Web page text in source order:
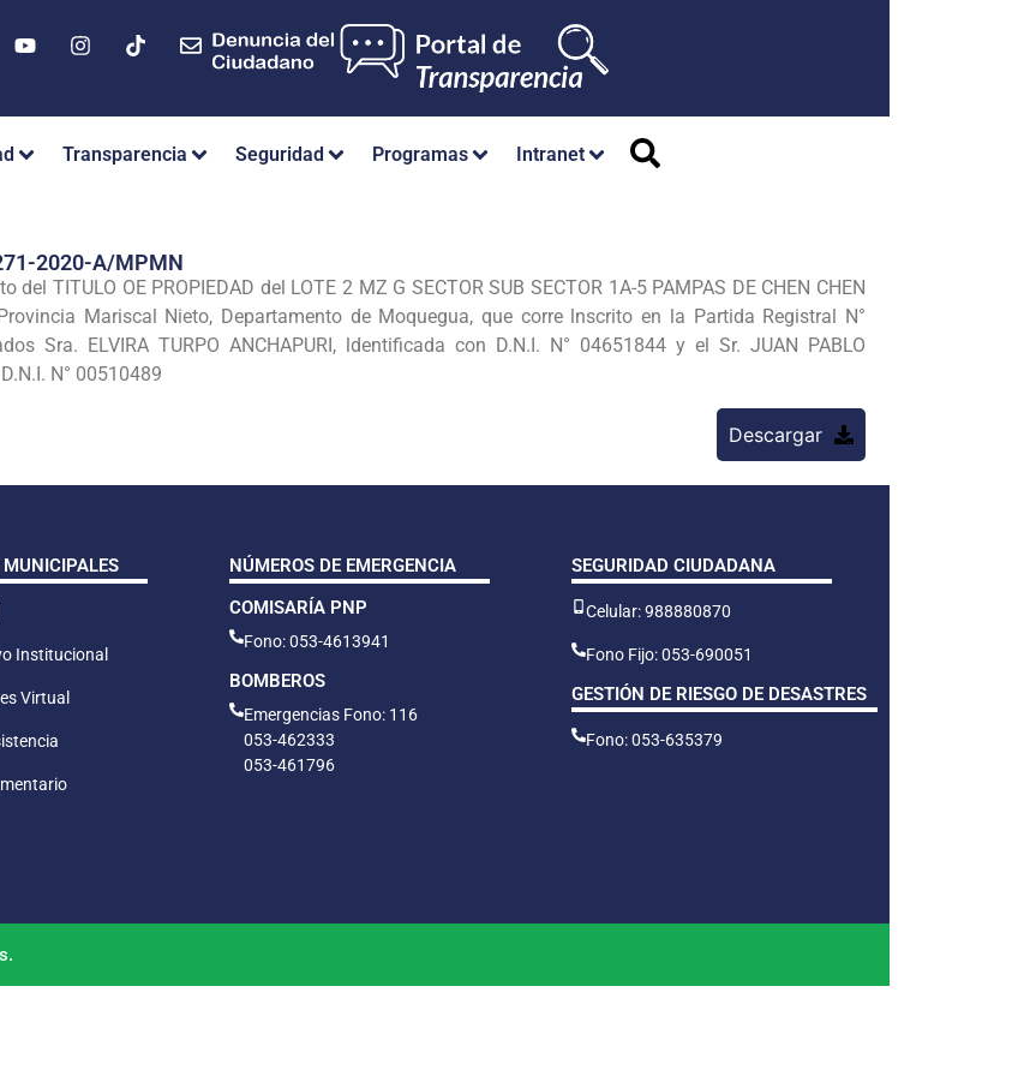
Transparencia Seguridad Programas Intranet
2020-A/MPMN
del TITULO OE PROPIEDAD del LOTE 2 MZ G SECTOR SUB SECTOR 1A-5 PAMPAS DE CHEN CHEN
Mariscal Nieto, Departamento de Moquegua, que corre lnscrito en la Partida Registral N°
Sra. ELVIRA TURPO ANCHAPURI, ldentificada con D.N.I. N° 04651844 y el Sr. JUAN PABLO
N° 00510489
Descargar
Institucional
Virtual
NÚMEROS DE EMERGENCIA
COMISARÍA PNP
Fono: 053-4613941
BOMBEROS
Emergencias Fono: 116
053-462333
053-461796
SEGURIDAD CIUDADANA
Celular: 988880870
Fono Fijo: 053-690051
GESTIÓN DE RIESGO DE DESASTRES
Fono: 053-635379